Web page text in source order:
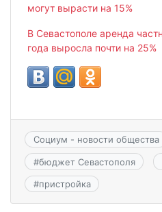
могут вырасти на 15%
В Севастополе аренда
года выросла почти на 25%
Социум - новости общества
#бюджет Севастополя
#пристройка